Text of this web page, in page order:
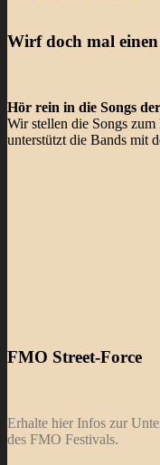
Wirf doch mal
Hör rein in die Songs
Wir stellen die Songs
unterstützt die Bands mit
FMO Street-Force
Erhalte hier Infos zur
des FMO Festivals.